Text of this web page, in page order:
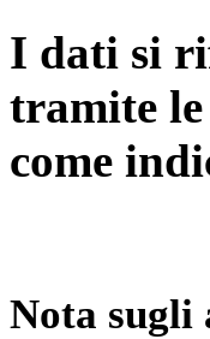
I dati si
tramite
come
Nota sugli